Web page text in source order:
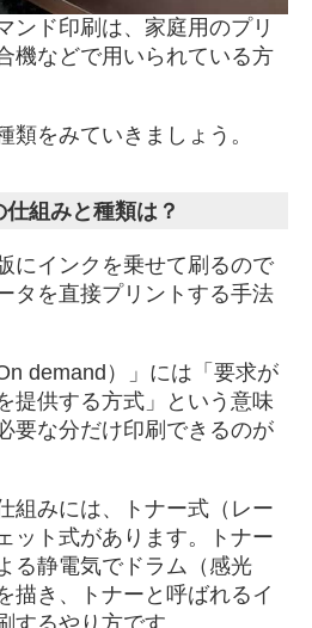
ンド印刷は、家庭用のプリ
機などで用いられている方
類をみていきましょう。
組みと種類は？
にインクを乗せて刷るので
タを直接プリントする手法
demand）」には「要求が
提供する方式」という意味
要な分だけ印刷できるのが
組みには、トナー式（レー
ット式があります。トナー
る静電気でドラム（感光
描き、トナーと呼ばれるイ